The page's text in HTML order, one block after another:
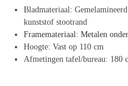
Perfecte hoogte– Vaste hoogte
gebruik of barkrukken.
Diverse kleurmogelijkheden
–
drie framekleuren (zwart, wit,
Veelzijdig inzetbaar
–
Bladmateriaal:
kunststof stootrand
Framemateriaal: Metalen
Hoogte: Vast op 110 cm
Afmetingen tafel/bureau: 180